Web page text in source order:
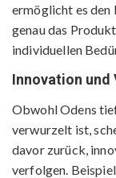
ermöglicht es den
genau das
individuellen
Innovation
Obwohl Odens
verwurzelt ist,
davor zurück,
verfolgen.